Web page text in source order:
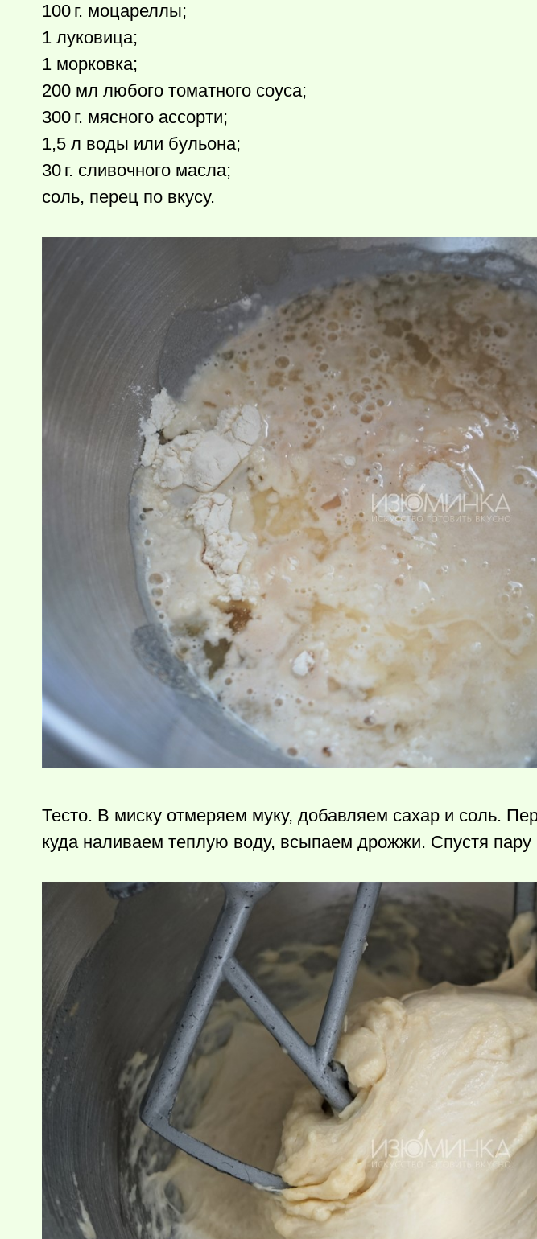
100 г. моцареллы;
1 луковица;
1 морковка;
200 мл любого томатного соуса;
300 г. мясного ассорти;
1,5 л воды или бульона;
30 г. сливочного масла;
соль, перец по вкусу.
Тесто. В миску отмеряем муку, добавляем сахар и соль.
куда наливаем теплую воду, всыпаем дрожжи. Спустя